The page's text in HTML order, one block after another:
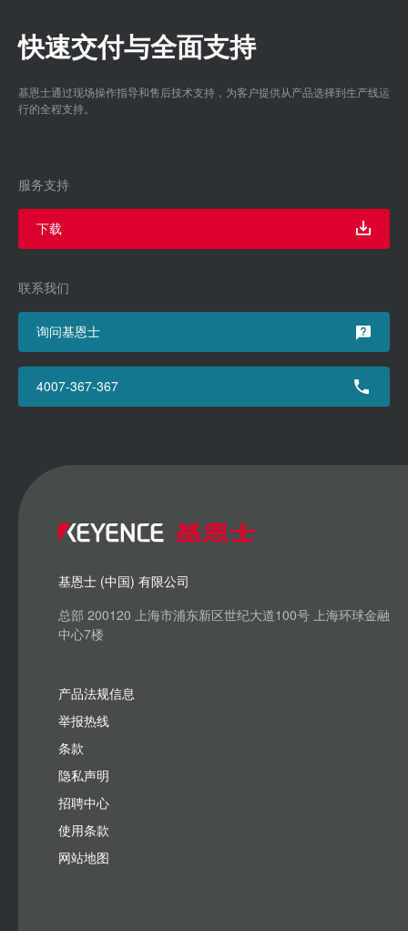
快速交付与全面支持
基恩士通过现场操作指导和售后技术支持，为客户提供从产品选择到生产线运
行的全程支持。
服务支持
下载
联系我们
询问基恩士
4007-367-367
基恩士 (中国) 有限公司
总部 200120 上海市浦东新区世纪大道100号 上海环球金融
中心7楼
产品法规信息
举报热线
条款
隐私声明
招聘中心
使用条款
网站地图